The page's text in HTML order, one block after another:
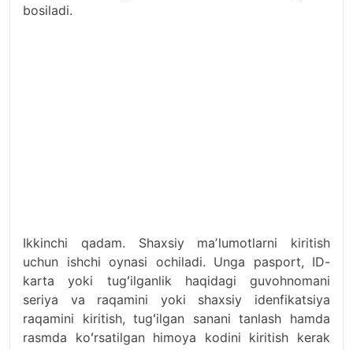
bosiladi.
Ikkinchi qadam. Shaxsiy maʼlumotlarni kiritish
uchun ishchi oynasi ochiladi. Unga pasport, ID-
karta yoki tugʻilganlik haqidagi guvohnomani
seriya va raqamini yoki shaxsiy idenfikatsiya
raqamini kiritish, tugʻilgan sanani tanlash hamda
rasmda koʻrsatilgan himoya kodini kiritish kerak